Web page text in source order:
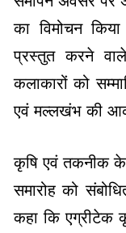
का विमोचन
प्रस्तुत करने
कलाकारों को
एवं मल्लखंभ की
कृषि एवं तकनीक
समारोह को
कहा कि एग्रीटेक